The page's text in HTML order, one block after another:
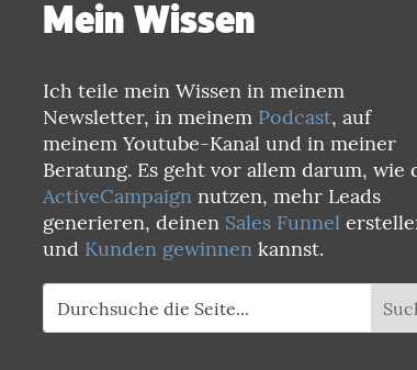
Mein Wissen
Ich teile mein Wissen in meinem
Newsletter, in meinem Podcast, auf
meinem Youtube-Kanal und in meiner
Beratung. Es geht vor allem darum, wie
ActiveCampaign nutzen, mehr Leads
generieren, deinen Sales Funnel
und Kunden gewinnen kannst.